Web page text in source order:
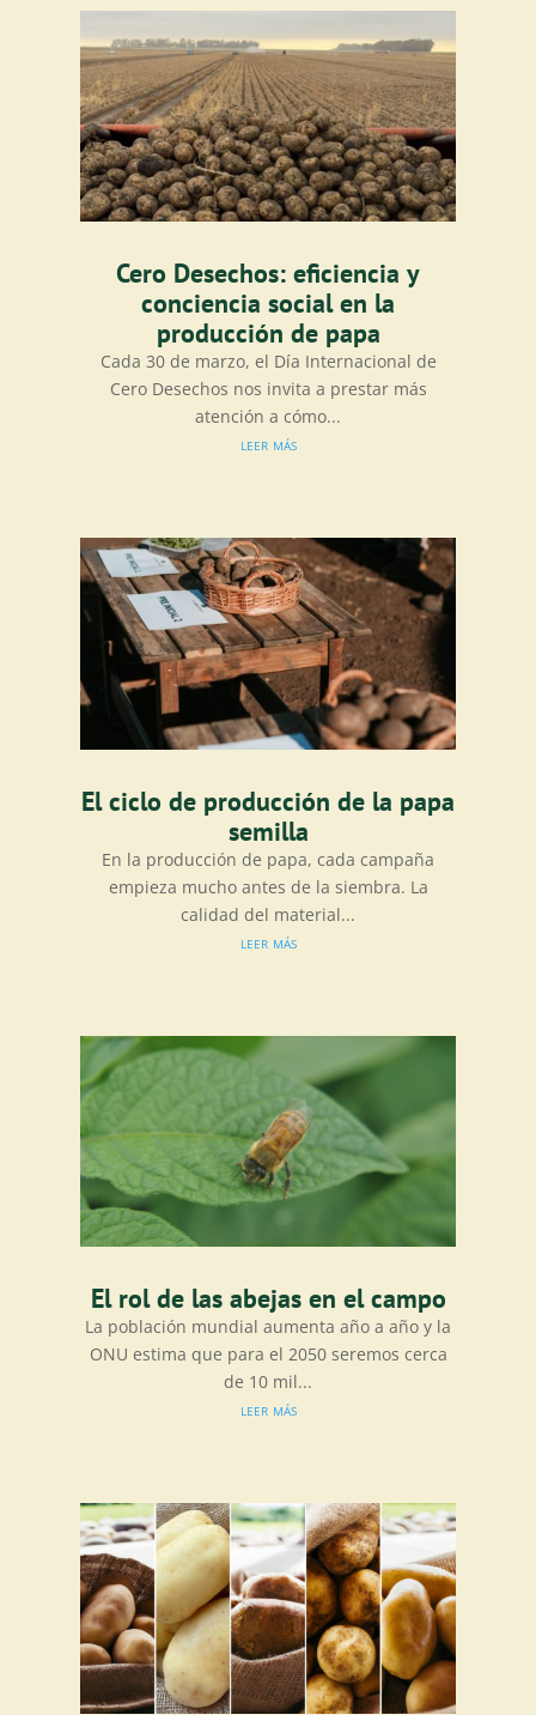
Cero Desechos: eficiencia y
conciencia social en la
producción de papa
Cada 30 de marzo, el Día Internacional de
Cero Desechos nos invita a prestar más
atención a cómo...
leer más
El ciclo de producción de la papa
semilla
En la producción de papa, cada campaña
empieza mucho antes de la siembra. La
calidad del material...
leer más
El rol de las abejas en el campo
La población mundial aumenta año a año y la
ONU estima que para el 2050 seremos cerca
de 10 mil...
leer más